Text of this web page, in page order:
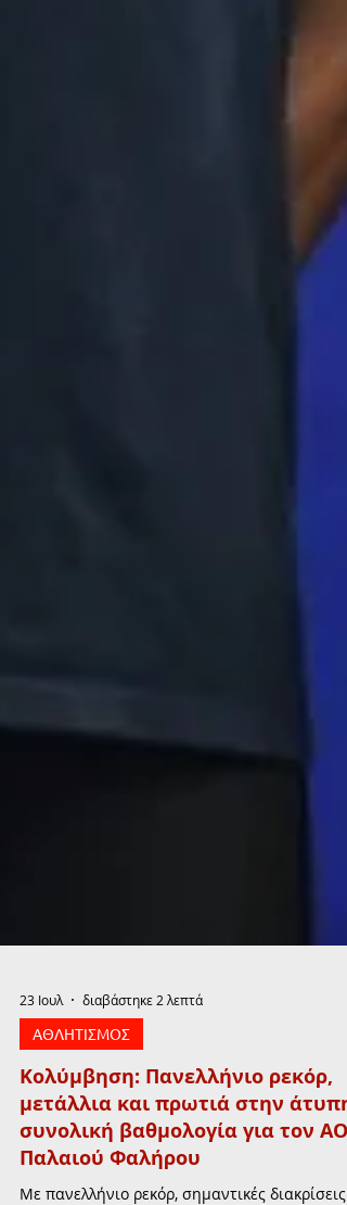
23 Ιουλ διαβάστηκε 2 λεπτά
ΑΘΛΗΤΙΣΜΟΣ
Κολύμβηση: Πανελλήνιο ρεκόρ,
μετάλλια και πρωτιά στην άτυπη
συνολική βαθμολογία για τον ΑΟ
Παλαιού Φαλήρου